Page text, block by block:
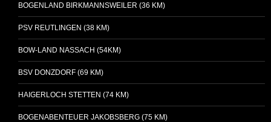
BOGENLAND BIRKMANNSWEILER (36 KM)
PSV REUTLINGEN (38 KM)
BOW-LAND NASSACH (54KM)
BSV DONZDORF (69 KM)
HAIGERLOCH STETTEN (74 KM)
BOGENABENTEUER JAKOBSBERG (75 KM)